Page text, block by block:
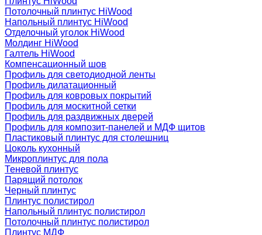
Потолочный плинтус HiWood
Напольный плинтус HiWood
Отделочный уголок HiWood
Молдинг HiWood
Галтель HiWood
Компенсационный шов
Профиль для светодиодной ленты
Профиль дилатационный
Профиль для ковровых покрытий
Профиль для москитной сетки
Профиль для раздвижных дверей
Профиль для композит-панелей и МДФ щитов
Пластиковый плинтус для столешниц
Цоколь кухонный
Микроплинтус для пола
Теневой плинтус
Парящий потолок
Черный плинтус
Плинтус полистирол
Напольный плинтус полистирол
Потолочный плинтус полистирол
Плинтус МДФ